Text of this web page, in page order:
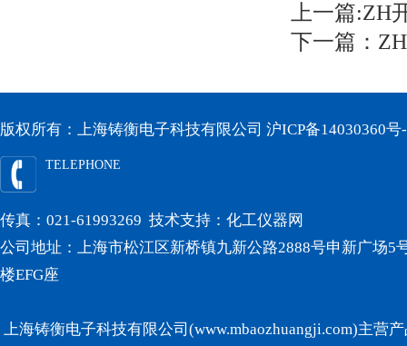
上一篇:ZH
下一篇：
版权所有：上海铸衡电子科技有限公司 沪ICP备14030360号
TELEPHONE
传真：021-61993269 技术支持： 化工仪器网
公司地址：上海市松江区新桥镇九新公路2888号申新广场5
楼EFG座
上海铸衡电子科技有限公司(www.mbaozhuangji.com)主营